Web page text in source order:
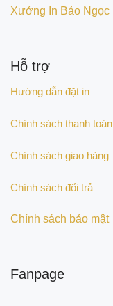
Xưởng In Bảo Ngọc
Hỗ trợ
Hướng dẫn đặt in
Chính sách thanh toán
Chính sách giao hàng
Chính sách đổi trả
Chính sách bảo mật
Fanpage